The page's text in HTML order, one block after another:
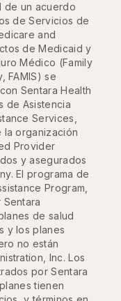
de un acuerdo
de Servicios de
and
de Medicaid y
Médico (Family
FAMIS) se
Sentara Health
de Asistencia
Services,
la organización
Provider
y asegurados
El programa de
Program,
de salud
y los planes
no están
Inc. Los
por Sentara
tienen